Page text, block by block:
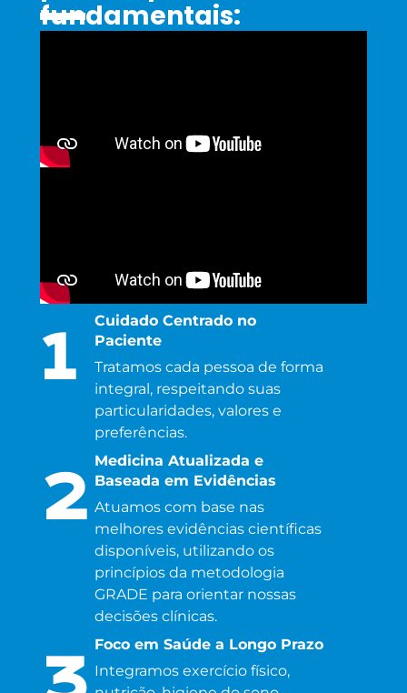
fundamentais:
1
Cuidado Centrado no
Paciente
Tratamos cada pessoa de forma
integral, respeitando suas
particularidades, valores e
preferências.
2
Medicina Atualizada e
Baseada em Evidências
Atuamos com base nas
melhores evidências científicas
disponíveis, utilizando os
princípios da metodologia
GRADE para orientar nossas
decisões clínicas.
Foco em Saúde a Longo Prazo
Integramos exercício físico,